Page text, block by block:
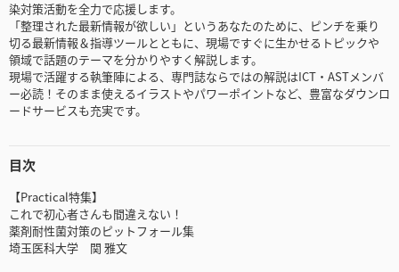
染対策活動を全力で応援します。
「整理された最新情報が欲しい」というあなたのために、ピンチを乗り
切る最新情報＆指導ツールとともに、現場ですぐに生かせるトピックや
領域で話題のテーマを分かりやすく解説します。
現場で活躍する執筆陣による、専門誌ならではの解説はICT・ASTメンバ
ー必読！そのまま使えるイラストやパワーポイントなど、豊富なダウンロ
ードサービスも充実です。
目次
【Practical特集】
これで初心者さんも間違えない！
薬剤耐性菌対策のピットフォール集
埼玉医科大学 関 雅文